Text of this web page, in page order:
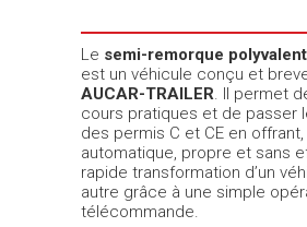
Le semi-remorque
est un véhicule conçu et
AUCAR-TRAILER. Il permet
cours pratiques et de passer
des permis C et CE en
automatique, propre et sans
rapide transformation d’un
autre grâce à une simple
télécommande.